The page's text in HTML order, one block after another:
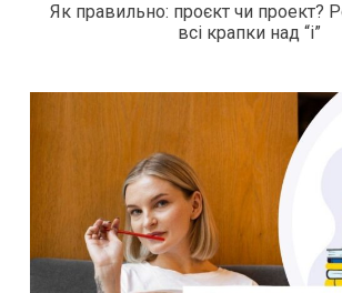
Як правильно: проєкт чи проект?
всі крапки над “і”